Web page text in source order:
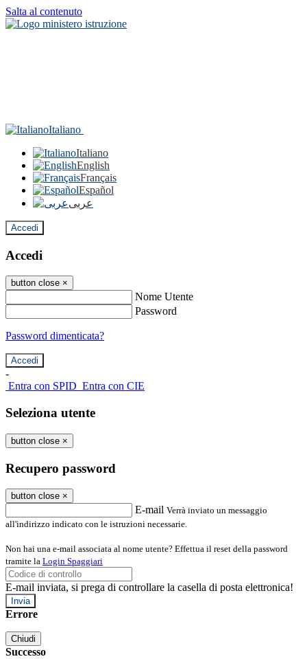
Salta al contenuto
Italiano
Italiano
English
Français
Español
عربى
Accedi
Accedi
button close ×
Nome Utente
Password
Password dimenticata?
-
Entra con SPID Entra con CIE
Seleziona utente
button close ×
Recupero password
button close ×
E-mail Verrà inviato un messaggio
all'indirizzo indicato con le istruzioni necessarie.
Non hai una e-mail associata al nome utente? Effettua il reset della password
tramite la Login Spaggiari
E-mail inviata, si prega di controllare la casella di posta elettronica!
Errore
Chiudi
Successo